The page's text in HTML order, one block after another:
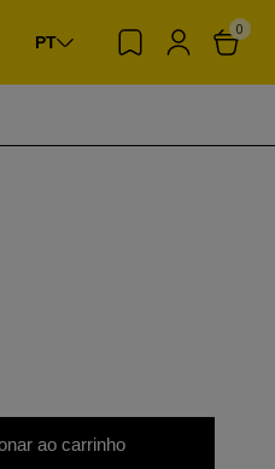
PT
0
ao carrinho